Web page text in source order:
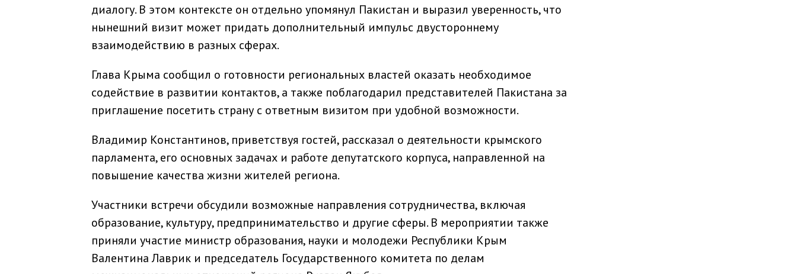
диалогу. В этом контексте он отдельно упомянул Пакистан и выразил уверенность, что
нынешний визит может придать дополнительный импульс двустороннему
взаимодействию в разных сферах.
Глава Крыма сообщил о готовности региональных властей оказать необходимое
содействие в развитии контактов, а также поблагодарил представителей Пакистана за
приглашение посетить страну с ответным визитом при удобной возможности.
Владимир Константинов, приветствуя гостей, рассказал о деятельности крымского
парламента, его основных задачах и работе депутатского корпуса, направленной на
повышение качества жизни жителей региона.
Участники встречи обсудили возможные направления сотрудничества, включая
образование, культуру, предпринимательство и другие сферы. В мероприятии также
приняли участие министр образования, науки и молодежи Республики Крым
Валентина Лаврик и председатель Государственного комитета по делам